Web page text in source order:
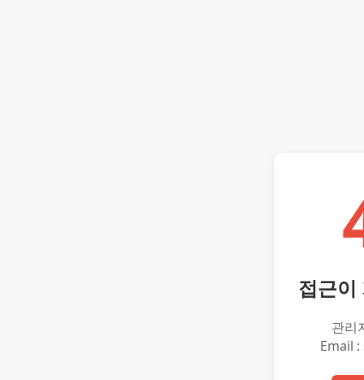
접근이
관리
Email